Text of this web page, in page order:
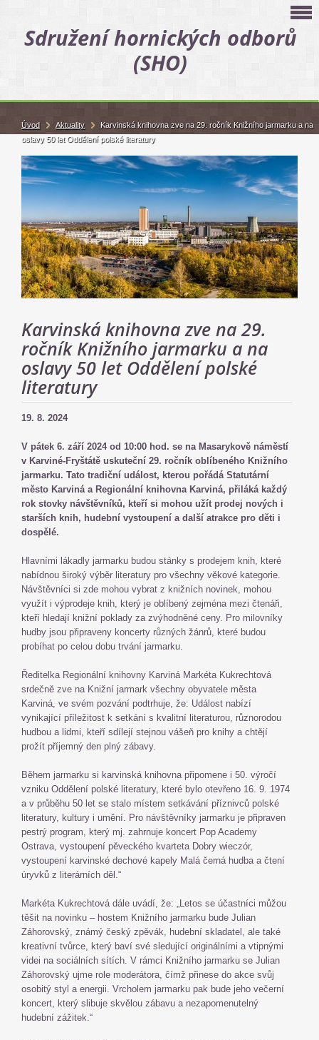
Sdružení hornických odborů
(SHO)
Karvinská knihovna zve na 29.
ročník Knižního jarmarku a na
oslavy 50 let Oddělení polské
literatury
19. 8. 2024
V pátek 6. září 2024 od 10:00 hod. se na Masarykově náměstí
v Karviné-Fryštátě uskuteční 29. ročník oblíbeného Knižního
jarmarku. Tato tradiční událost, kterou pořádá Statutární
město Karviná a Regionální knihovna Karviná, přiláká každý
rok stovky návštěvníků, kteří si mohou užít prodej nových i
starších knih, hudební vystoupení a další atrakce pro děti i
dospělé.
Hlavními lákadly jarmarku budou stánky s prodejem knih, které
nabídnou široký výběr literatury pro všechny věkové kategorie.
Návštěvníci si zde mohou vybrat z knižních novinek, mohou
využít i výprodeje knih, který je oblíbený zejména mezi čtenáři,
kteří hledají knižní poklady za zvýhodněné ceny. Pro milovníky
hudby jsou připraveny koncerty různých žánrů, které budou
probíhat po celou dobu trvání jarmarku.
Ředitelka Regionální knihovny Karviná Markéta Kukrechtová
srdečně zve na Knižní jarmark všechny obyvatele města
Karviná, ve svém pozvání podtrhuje, že: Událost nabízí
vynikající příležitost k setkání s kvalitní literaturou, různorodou
hudbou a lidmi, kteří sdílejí stejnou vášeň pro knihy a chtějí
prožít příjemný den plný zábavy.
Během jarmarku si karvinská knihovna připomene i 50. výročí
vzniku Oddělení polské literatury, které bylo otevřeno 16. 9. 1974
a v průběhu 50 let se stalo místem setkávání příznivců polské
literatury, kultury i umění. Pro návštěvníky jarmarku je připraven
pestrý program, který mj. zahrnuje koncert Pop Academy
Ostrava, vystoupení pěveckého kvarteta Dobry wieczór,
vystoupení karvinské dechové kapely Malá černá hudba a čtení
úryvků z literárních děl.“
Markéta Kukrechtová dále uvádí, že: „Letos se účastníci můžou
těšit na novinku – hostem Knižního jarmarku bude Julian
Záhorovský, známý český zpěvák, hudební skladatel, ale také
kreativní tvůrce, který baví své sledující originálními a vtipnými
videi na sociálních sítích. V rámci Knižního jarmarku se Julian
Záhorovský ujme role moderátora, čímž přinese do akce svůj
osobitý styl a energii. Vrcholem jarmarku pak bude jeho večerní
koncert, který slibuje skvělou zábavu a nezapomenutelný
hudební zážitek.“
Úvod Aktuality
Karvinská knihovna zve na 29. ročník Knižního jarmarku a na
oslavy 50 let Oddělení polské literatury